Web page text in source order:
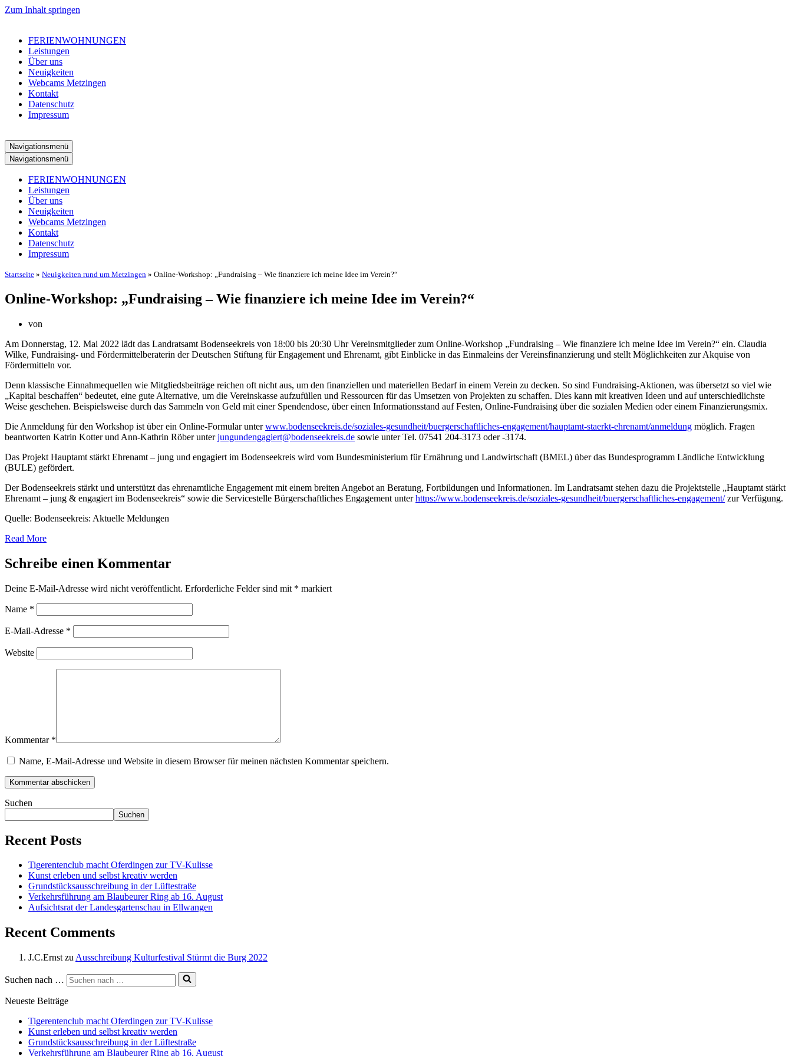
Zum Inhalt springen
FERIENWOHNUNGEN
Leistungen
Über uns
Neuigkeiten
Webcams Metzingen
Kontakt
Datenschutz
Impressum
Navigationsmenü
Navigationsmenü
FERIENWOHNUNGEN
Leistungen
Über uns
Neuigkeiten
Webcams Metzingen
Kontakt
Datenschutz
Impressum
Startseite » Neuigkeiten rund um Metzingen » Online-Workshop: „Fundraising – Wie finanziere ich meine Idee im Verein?“
Online-Workshop: „Fundraising – Wie finanziere ich meine Idee im Verein?“
von
Am Donnerstag, 12. Mai 2022 lädt das Landratsamt Bodenseekreis von 18:00 bis 20:30 Uhr Vereinsmitglieder zum Online-Workshop „Fundraising – Wie finanziere ich meine Idee im Verein?“ ein. Claudia
Wilke, Fundraising- und Fördermittelberaterin der Deutschen Stiftung für Engagement und Ehrenamt, gibt Einblicke in das Einmaleins der Vereinsfinanzierung und stellt Möglichkeiten zur Akquise von
Fördermitteln vor.
Denn klassische Einnahmequellen wie Mitgliedsbeiträge reichen oft nicht aus, um den finanziellen und materiellen Bedarf in einem Verein zu decken. So sind Fundraising-Aktionen, was übersetzt so viel wie
„Kapital beschaffen“ bedeutet, eine gute Alternative, um die Vereinskasse aufzufüllen und Ressourcen für das Umsetzen von Projekten zu schaffen. Dies kann mit kreativen Ideen und auf unterschiedlichste
Weise geschehen. Beispielsweise durch das Sammeln von Geld mit einer Spendendose, über einen Informationsstand auf Festen, Online-Fundraising über die sozialen Medien oder einem Finanzierungsmix.
Die Anmeldung für den Workshop ist über ein Online-Formular unterwww.bodenseekreis.de/soziales-gesundheit/buergerschaftliches-engagement/hauptamt-staerkt-ehrenamt/anmeldung möglich. Fragen
beantworten Katrin Kotter und Ann-Kathrin Röber unterjungundengagiert@bodenseekreis.de sowie unter Tel. 07541 204-3173 oder -3174.
Das Projekt Hauptamt stärkt Ehrenamt – jung und engagiert im Bodenseekreis wird vom Bundesministerium für Ernährung und Landwirtschaft (BMEL) über das Bundesprogramm Ländliche Entwicklung
(BULE) gefördert.
Der Bodenseekreis stärkt und unterstützt das ehrenamtliche Engagement mit einem breiten Angebot an Beratung, Fortbildungen und Informationen. Im Landratsamt stehen dazu die Projektstelle „Hauptamt stärkt
Ehrenamt – jung & engagiert im Bodenseekreis“ sowie die Servicestelle Bürgerschaftliches Engagement unterhttps://www.bodenseekreis.de/soziales-gesundheit/buergerschaftliches-engagement/zur Verfügung.
Quelle: Bodenseekreis: Aktuelle Meldungen
Read More
Schreibe einen Kommentar
Deine E-Mail-Adresse wird nicht veröffentlicht. Erforderliche Felder sind mit * markiert
Name *
E-Mail-Adresse *
Website
Kommentar *
Name, E-Mail-Adresse und Website in diesem Browser für meinen nächsten Kommentar speichern.
Suchen
Suchen
Recent Posts
Tigerentenclub macht Oferdingen zur TV-Kulisse
Kunst erleben und selbst kreativ werden
Grundstücksausschreibung in der Lüftestraße
Verkehrsführung am Blaubeurer Ring ab 16. August
Aufsichtsrat der Landesgartenschau in Ellwangen
Recent Comments
J.C.Ernst zu Ausschreibung Kulturfestival Stürmt die Burg 2022
Suchen nach …
Neueste Beiträge
Tigerentenclub macht Oferdingen zur TV-Kulisse
Kunst erleben und selbst kreativ werden
Grundstücksausschreibung in der Lüftestraße
Verkehrsführung am Blaubeurer Ring ab 16. August